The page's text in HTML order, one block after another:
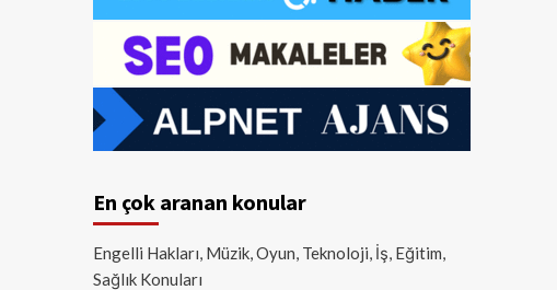
En çok aranan konular
Engelli Hakları, Müzik, Oyun, Teknoloji, İş, Eğitim,
Sağlık Konuları